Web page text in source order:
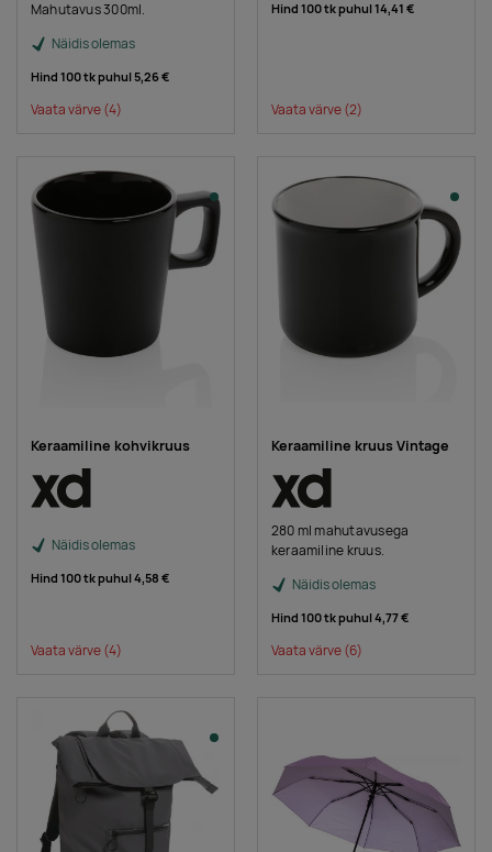
Mahutavus 300ml.
Näidis olemas
Hind 100 tk puhul5,26 €
Vaata värve(4)
Hind 100 tk puhul14,41 €
Vaata värve(2)
Keraamiline kohvikruus
Näidis olemas
Hind 100 tk puhul4,58 €
Vaata värve(4)
Keraamiline kruus Vintage
280 ml mahutavusega
keraamiline kruus.
Näidis olemas
Hind 100 tk puhul4,77 €
Vaata värve(6)